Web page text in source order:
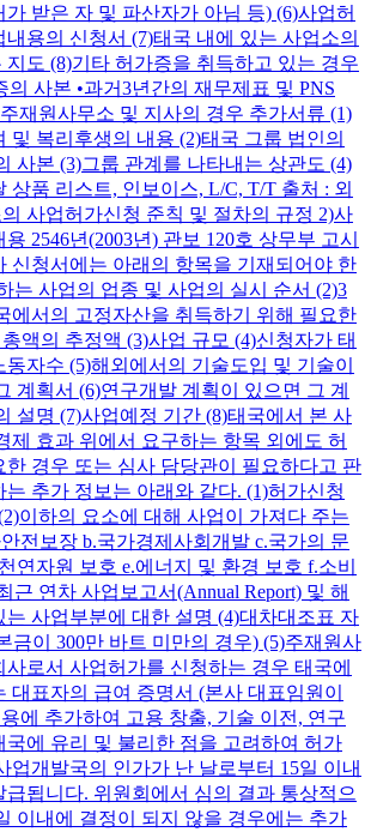
받은 자 및 파산자가 아님 등) (6)사업허
용의 신청서 (7)태국 내에 있는 사업소의
지도 (8)기타 허가증을 취득하고 있는 경우
의 사본 •과거3년간의 재무제표 및 PNS
재원사무소 및 지사의 경우 추가서류 (1)
및 복리후생의 내용 (2)태국 그룹 법인의
사본 (3)그룹 관계를 나타내는 상관도 (4)
상품 리스트, 인보이스, L/C, T/T 출처 : 외
사업허가신청 준칙 및 절차의 규정 2)사
2546년(2003년) 관보 120호 상무부 고시
신청서에는 아래의 항목을 기재되어야 한
는 사업의 업종 및 사업의 실시 순서 (2)3
에서의 고정자산을 취득하기 위해 필요한
액의 추정액 (3)사업 규모 (4)신청자가 태
자수 (5)해외에서의 기술도입 및 기술이
계획서 (6)연구개발 계획이 있으면 그 계
설명 (7)사업예정 기간 (8)태국에서 본 사
제 효과 위에서 요구하는 항목 외에도 허
한 경우 또는 심사 담당관이 필요하다고 판
추가 정보는 아래와 같다. (1)허가신청
이하의 요소에 대해 사업이 가져다 주는
전보장 b.국가경제사회개발 c.국가의 문
연자원 보호 e.에너지 및 환경 보호 f.소비
근 연차 사업보고서(Annual Report) 및 해
는 사업부분에 대한 설명 (4)대차대조표 자
금이 300만 바트 미만의 경우) (5)주재원사
로서 사업허가를 신청하는 경우 태국에
대표자의 급여 증명서 (본사 대표임원이
에 추가하여 고용 창출, 기술 이전, 연구
에 유리 및 불리한 점을 고려하여 허가
업개발국의 인가가 난 날로부터 15일 이내
급됩니다. 위원회에서 심의 결과 통상적으
이내에 결정이 되지 않을 경우에는 추가